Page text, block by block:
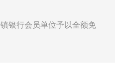
银行会员单位予以全额免